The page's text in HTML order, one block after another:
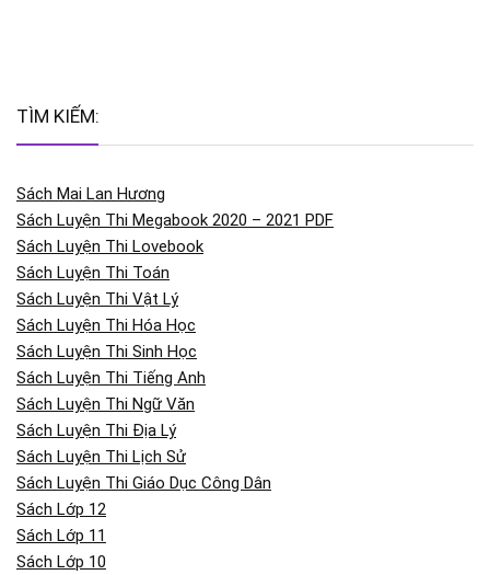
TÌM KIẾM:
Sách Mai Lan Hương
Sách Luyện Thi Megabook 2020 – 2021 PDF
Sách Luyện Thi Lovebook
Sách Luyện Thi Toán
Sách Luyện Thi Vật Lý
Sách Luyện Thi Hóa Học
Sách Luyện Thi Sinh Học
Sách Luyện Thi Tiếng Anh
Sách Luyện Thi Ngữ Văn
Sách Luyện Thi Địa Lý
Sách Luyện Thi Lịch Sử
Sách Luyện Thi Giáo Dục Công Dân
Sách Lớp 12
Sách Lớp 11
Sách Lớp 10